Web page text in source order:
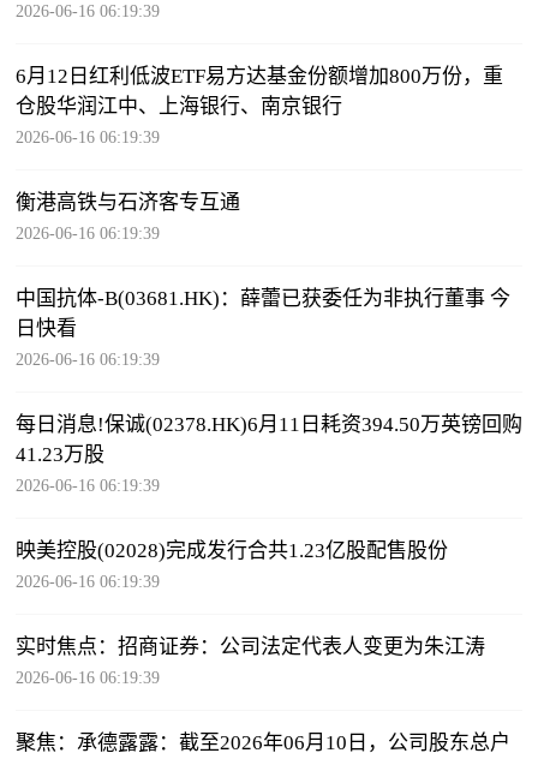
2026-06-16 06:19:39
6月12日红利低波ETF易方达基金份额增加800万份，重
仓股华润江中、上海银行、南京银行
2026-06-16 06:19:39
衡港高铁与石济客专互通
2026-06-16 06:19:39
中国抗体-B(03681.HK)：薛蕾已获委任为非执行董事 今
日快看
2026-06-16 06:19:39
每日消息!保诚(02378.HK)6月11日耗资394.50万英镑回购
41.23万股
2026-06-16 06:19:39
映美控股(02028)完成发行合共1.23亿股配售股份
2026-06-16 06:19:39
实时焦点：招商证券：公司法定代表人变更为朱江涛
2026-06-16 06:19:39
聚焦：承德露露：截至2026年06月10日，公司股东总户